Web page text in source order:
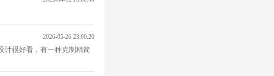
2026-05-26 23:00:20
计很好看，有一种克制精简